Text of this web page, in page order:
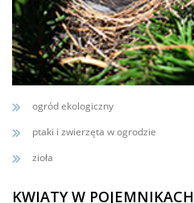
ogród ekologiczny
ptaki i zwierzęta w ogrodzie
zioła
KWIATY W POJEMNIKACH